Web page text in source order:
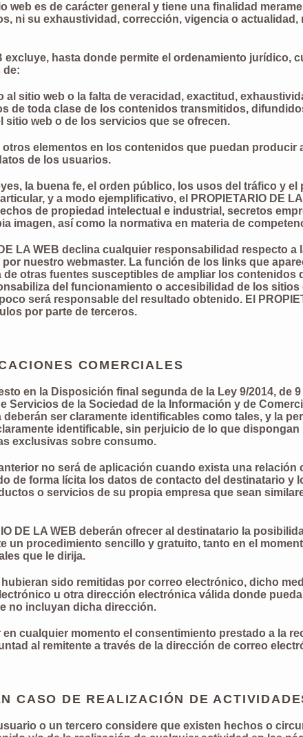
web es de carácter general y tiene una finalidad
ni su exhaustividad, corrección, vigencia o
excluye, hasta donde permite el ordenamiento
de:
al sitio web o la falta de veracidad, exactitud,
de toda clase de los contenidos transmitidos,
sitio web o de los servicios que se ofrecen.
otros elementos en los contenidos que puedan
de los usuarios.
la buena fe, el orden público, los usos del tráfico y
y a modo ejemplificativo, el PROPIETARIO DE
de propiedad intelectual e industrial, secretos
imagen, así como la normativa en materia de
LA WEB declina cualquier responsabilidad respecto
nuestro webmaster. La función de los links que
otras fuentes susceptibles de ampliar los contenidos
del funcionamiento o accesibilidad de los
será responsable del resultado obtenido. El
por parte de terceros.
COMERCIALES
en la Disposición final segunda de la Ley 9/2014, de
Servicios de la Sociedad de la Información y de
ser claramente identificables como tales, y la
identificable, sin perjuicio de lo que
exclusivas sobre consumo.
no será de aplicación cuando exista una relación
de forma lícita los datos de contacto del destinatario y
o servicios de su propia empresa que sean
DE LA WEB deberán ofrecer al destinatario la
un procedimiento sencillo y gratuito, tanto en el
que le dirija.
sido remitidas por correo electrónico, dicho
u otra dirección electrónica válida donde
no incluyan dicha dirección.
cualquier momento el consentimiento prestado a la
al remitente a través de la dirección de correo
CASO DE REALIZACIÓN DE
o un tercero considere que existen hechos o